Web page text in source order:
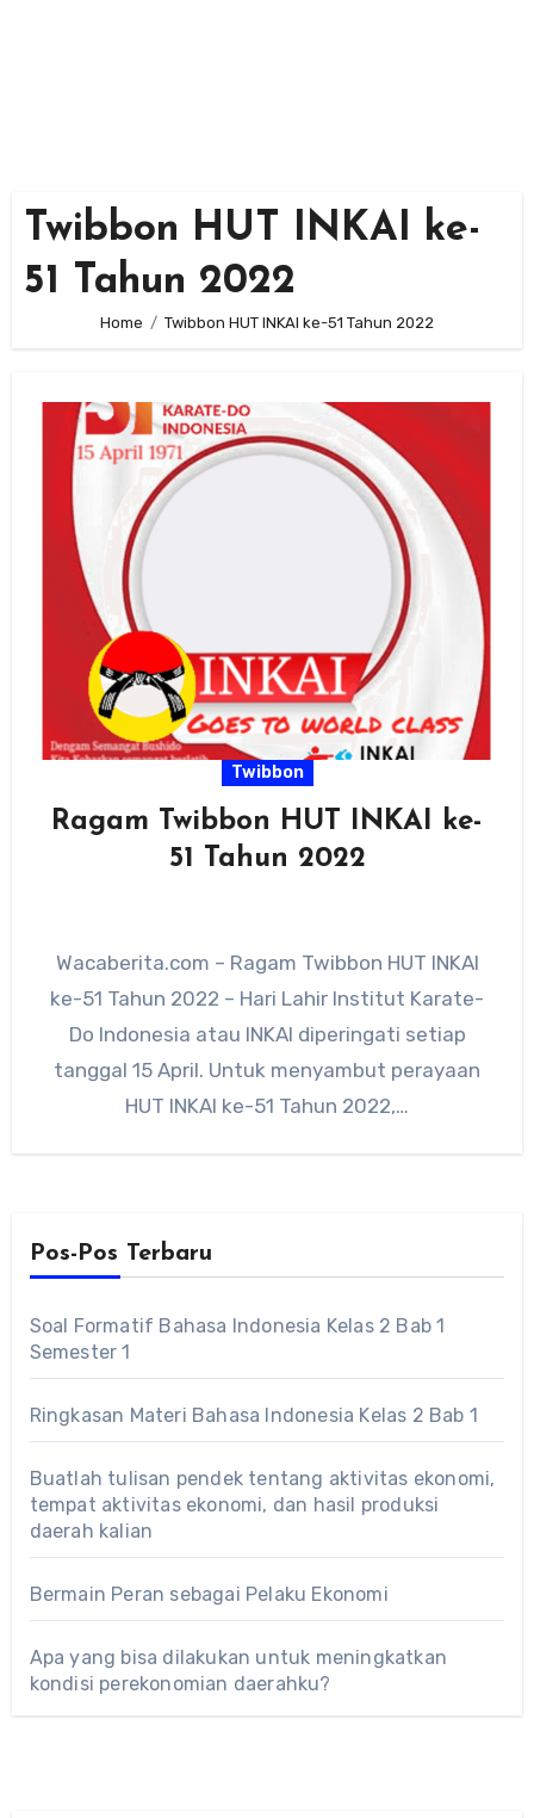
Twibbon HUT INKAI ke-
51 Tahun 2022
Home Twibbon HUT INKAI ke-51 Tahun 2022
Twibbon
Ragam Twibbon HUT INKAI ke-
51 Tahun 2022
Wacaberita.com – Ragam Twibbon HUT INKAI
ke-51 Tahun 2022 – Hari Lahir Institut Karate-
Do Indonesia atau INKAI diperingati setiap
tanggal 15 April. Untuk menyambut perayaan
HUT INKAI ke-51 Tahun 2022,…
Pos-Pos Terbaru
Soal Formatif Bahasa Indonesia Kelas 2 Bab 1
Semester 1
Ringkasan Materi Bahasa Indonesia Kelas 2 Bab 1
Buatlah tulisan pendek tentang aktivitas ekonomi,
tempat aktivitas ekonomi, dan hasil produksi
daerah kalian
Bermain Peran sebagai Pelaku Ekonomi
Apa yang bisa dilakukan untuk meningkatkan
kondisi perekonomian daerahku?